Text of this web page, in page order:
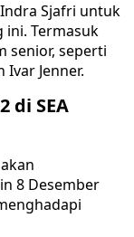
Sjafri untuk
Termasuk
senior, seperti
Jenner.
di SEA
8 Desember